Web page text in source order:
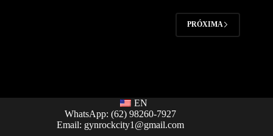
PRÓXIMA
EN
WhatsApp: (62) 98260-7927
Email: gynrockcity1@gmail.com